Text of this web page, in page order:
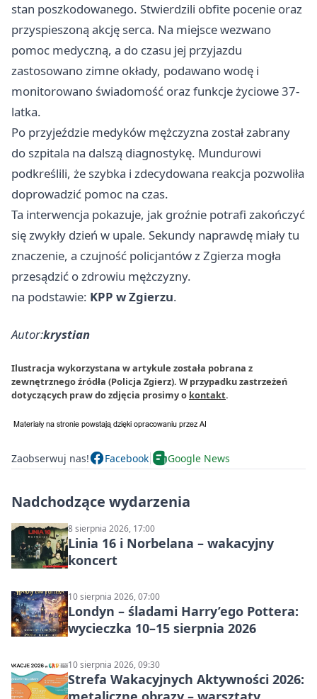
stan poszkodowanego. Stwierdzili obfite pocenie oraz
przyspieszoną akcję serca. Na miejsce wezwano
pomoc medyczną, a do czasu jej przyjazdu
zastosowano zimne okłady, podawano wodę i
monitorowano świadomość oraz funkcje życiowe 37-
latka.
Po przyjeździe medyków mężczyzna został zabrany
do szpitala na dalszą diagnostykę. Mundurowi
podkreślili, że szybka i zdecydowana reakcja pozwoliła
doprowadzić pomoc na czas.
Ta interwencja pokazuje, jak groźnie potrafi zakończyć
się zwykły dzień w upale. Sekundy naprawdę miały tu
znaczenie, a czujność policjantów z Zgierza mogła
przesądzić o zdrowiu mężczyzny.
na podstawie: KPP w Zgierzu.
Autor:krystian
Ilustracja wykorzystana w artykule została pobrana z
zewnętrznego źródła (Policja Zgierz). W przypadku zastrzeżeń
dotyczących praw do zdjęcia prosimy o kontakt.
Zaobserwuj nas! Facebook Google News
Nadchodzące wydarzenia
8 sierpnia 2026, 17:00
Linia 16 i Norbelana – wakacyjny
koncert
10 sierpnia 2026, 07:00
Londyn – śladami Harry’ego Pottera:
wycieczka 10–15 sierpnia 2026
10 sierpnia 2026, 09:30
Strefa Wakacyjnych Aktywności 2026: